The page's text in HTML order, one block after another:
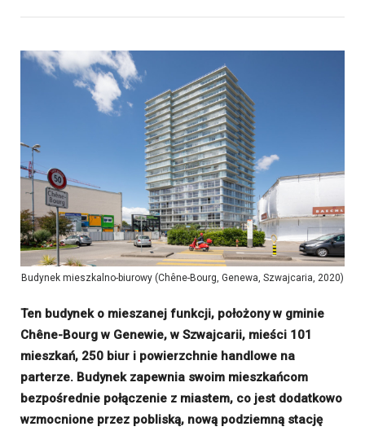
Budynek mieszkalno-biurowy (Chêne-Bourg, Genewa, Szwajcaria, 2020)
Ten budynek o mieszanej funkcji, położony w gminie
Chêne-Bourg w Genewie, w Szwajcarii, mieści 101
mieszkań, 250 biur i powierzchnie handlowe na
parterze. Budynek zapewnia swoim mieszkańcom
bezpośrednie połączenie z miastem, co jest dodatkowo
wzmocnione przez pobliską, nową podziemną stację